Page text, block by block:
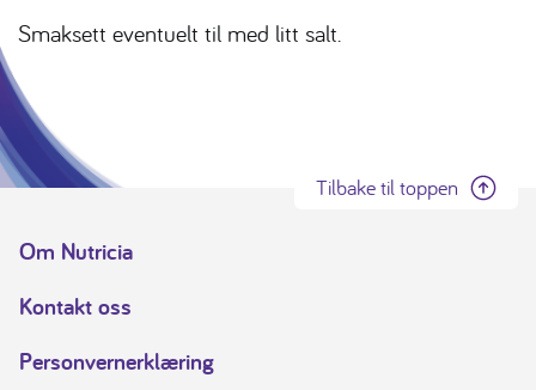
Smaksett eventuelt til med litt salt.
Tilbake til toppen
Om Nutricia
Kontakt oss
Personvernerklæring